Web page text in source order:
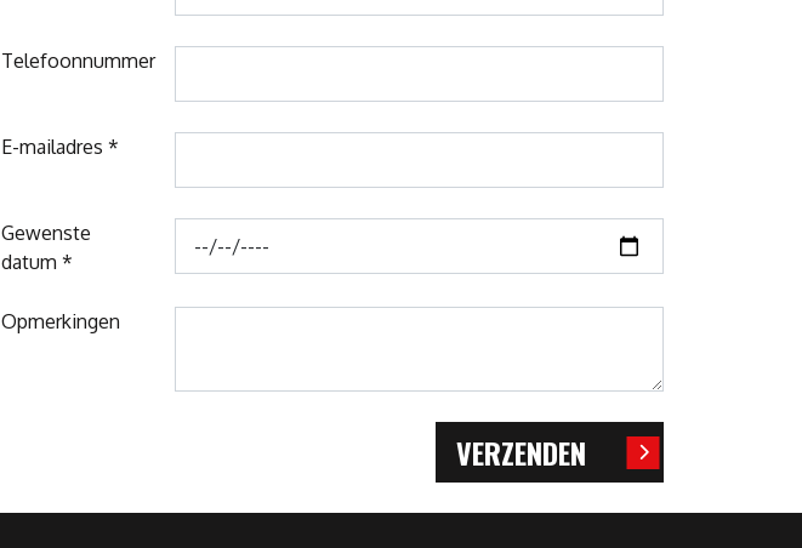
Telefoonnummer
E-mailadres *
Gewenste
datum *
Opmerkingen
VERZENDEN